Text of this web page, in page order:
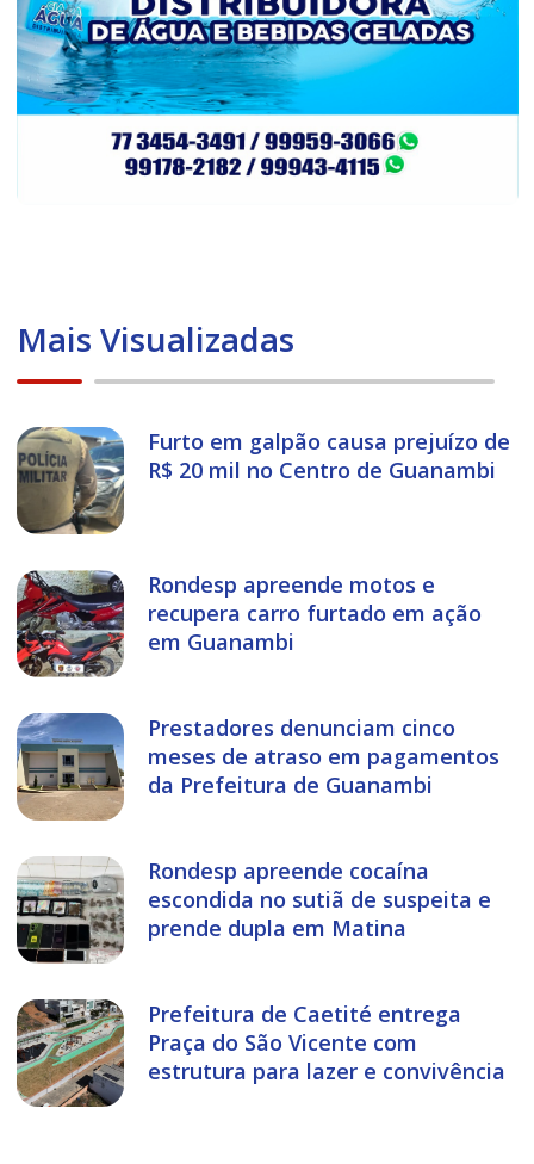
Mais Visualizadas
Furto em galpão causa prejuízo de
R$ 20 mil no Centro de Guanambi
Rondesp apreende motos e
recupera carro furtado em ação
em Guanambi
Prestadores denunciam cinco
meses de atraso em pagamentos
da Prefeitura de Guanambi
Rondesp apreende cocaína
escondida no sutiã de suspeita e
prende dupla em Matina
Prefeitura de Caetité entrega
Praça do São Vicente com
estrutura para lazer e convivência